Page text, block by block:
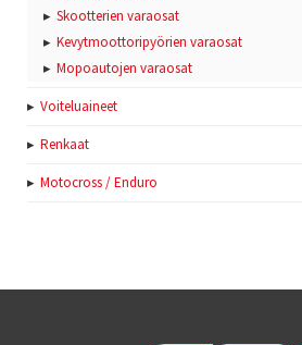
Skootterien varaosat
Kevytmoottoripyörien varaosat
Mopoautojen varaosat
Voiteluaineet
Renkaat
Motocross / Enduro